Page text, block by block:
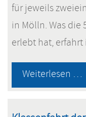
für jeweils
in Mölln. Was
erlebt hat, erfahrt
Weiterlesen …